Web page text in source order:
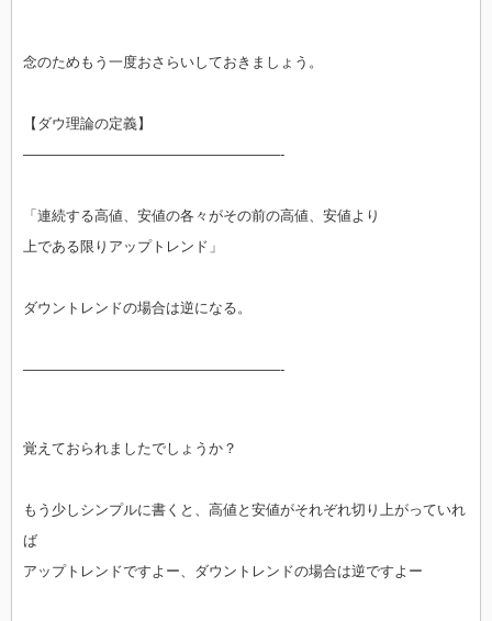
念のためもう一度おさらいしておきましょう。
【ダウ理論の定義】
——————————————————-
「連続する高値、安値の各々がその前の高値、安値より
上である限りアップトレンド」
ダウントレンドの場合は逆になる。
——————————————————-
覚えておられましたでしょうか？
もう少しシンプルに書くと、高値と安値がそれぞれ切り上がっていれ
ば
アップトレンドですよー、ダウントレンドの場合は逆ですよー